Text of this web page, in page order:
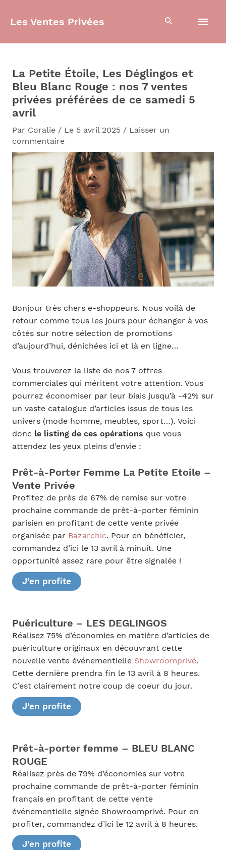
Les Ventes Privées
La Petite Étoile, Les Déglingos et
Bleu Blanc Rouge : nos 7 ventes
privées préférées de ce samedi 5
avril
Par Coralie / Le 5 avril 2025 / Laisser un
commentaire
Bonjour très chers e-shoppeurs. Nous voilà de
retour comme tous les jours pour échanger à vos
côtés sur notre sélection de promotions
d’aujourd’hui, dénichées ici et là en ligne…
Vous trouverez la liste de nos 7 offres
commerciales qui méritent votre attention. Vous
pourrez économiser par leur biais jusqu’à -42% sur
un vaste catalogue d’articles issus de tous les
univers (mode homme, meubles, sport…). Voici
donc le listing de ces opérations que vous
attendez les yeux pleins d’envie :
Prêt-à-Porter Femme La Petite Etoile –
Vente Privée
Profitez de près de 67% de remise sur votre
prochaine commande de prêt-à-porter féminin
parisien en profitant de cette vente privée
organisée par Bazarchic. Pour en bénéficier,
commandez d’ici le 13 avril à minuit. Une
opportunité assez rare pour être signalée !
J’en profite
Puériculture – LES DEGLINGOS
Réalisez 75% d’économies en matière d’articles de
puériculture originaux en découvrant cette
nouvelle vente événementielle Showroomprivé.
Cette dernière prendra fin le 13 avril à 8 heures.
C’est clairement notre coup de coeur du jour.
J’en profite
Prêt-à-porter femme – BLEU BLANC
ROUGE
Réalisez près de 79% d’économies sur votre
prochaine commande de prêt-à-porter féminin
français en profitant de cette vente
événementielle signée Showroomprivé. Pour en
profiter, commandez d’ici le 12 avril à 8 heures.
J’en profite